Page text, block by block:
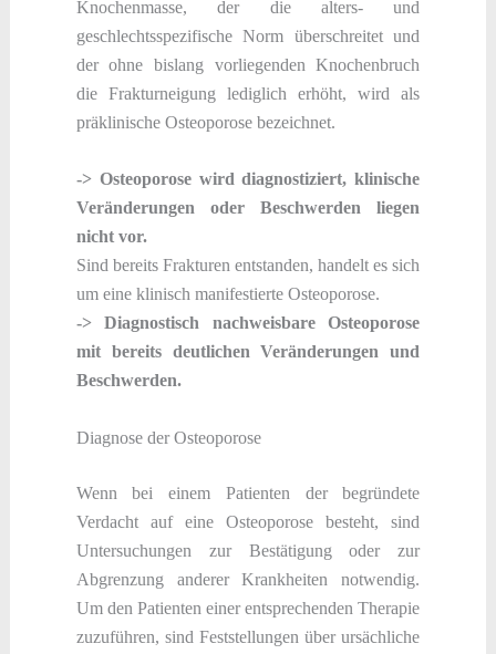
Knochenmasse, der die alters- und
geschlechtsspezifische Norm überschreitet und
der ohne bislang vorliegenden Knochenbruch
die Frakturneigung lediglich erhöht, wird als
präklinische Osteoporose bezeichnet.
-> Osteoporose wird diagnostiziert, klinische
Veränderungen oder Beschwerden liegen
nicht vor.
Sind bereits Frakturen entstanden, handelt es sich
um eine klinisch manifestierte Osteoporose.
-> Diagnostisch nachweisbare Osteoporose
mit bereits deutlichen Veränderungen und
Beschwerden.
Diagnose der Osteoporose
Wenn bei einem Patienten der begründete
Verdacht auf eine Osteoporose besteht, sind
Untersuchungen zur Bestätigung oder zur
Abgrenzung anderer Krankheiten notwendig.
Um den Patienten einer entsprechenden Therapie
zuzuführen, sind Feststellungen über ursächliche